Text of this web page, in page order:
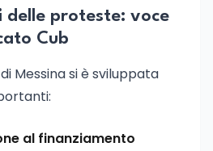
delle proteste: voce
Cub
Messina si è sviluppata
al finanziamento